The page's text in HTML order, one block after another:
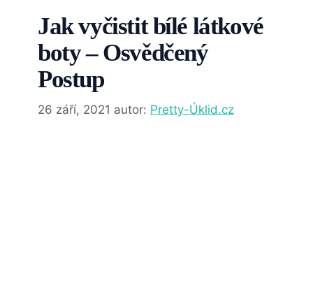
Jak vyčistit bílé látkové
boty – Osvědčený
Postup
26 září, 2021 autor: Pretty-Úklid.cz